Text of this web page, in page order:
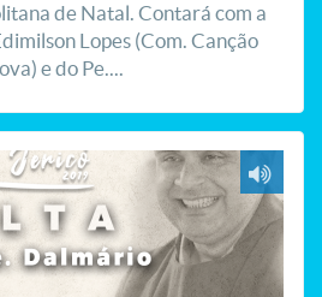
de Natal. Contará com a
Lopes (Com. Canção
e do Pe....